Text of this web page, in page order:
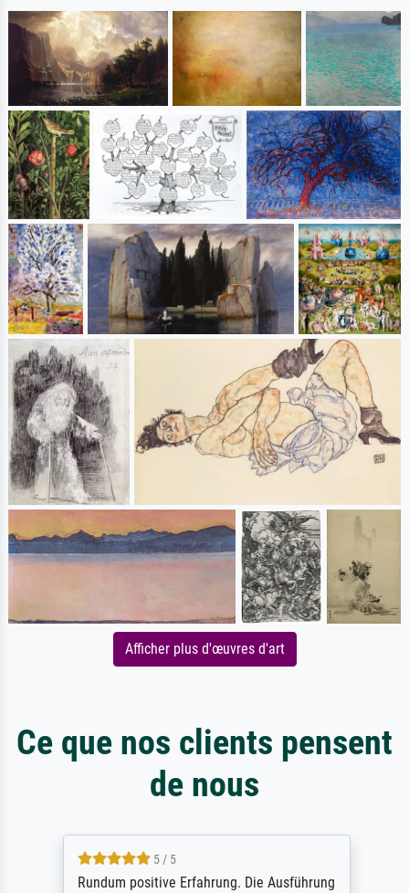
Afficher plus d'œuvres d'art
Ce que nos clients pensent
de nous
5 / 5
Rundum positive Erfahrung. Die Ausführung